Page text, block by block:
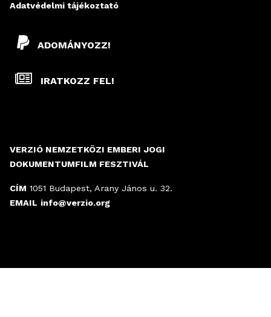
VERZIÓ NEMZETKÖZI EMBERI JOGI
DOKUMENTUMFILM FESZTIVÁL
CÍM 1051 Budapest, Arany János u. 32.
EMAIL info@verzio.org
ADOMÁNYOZZ!
IRATKOZZ FEL!
Adatvédelmi tájékoztató